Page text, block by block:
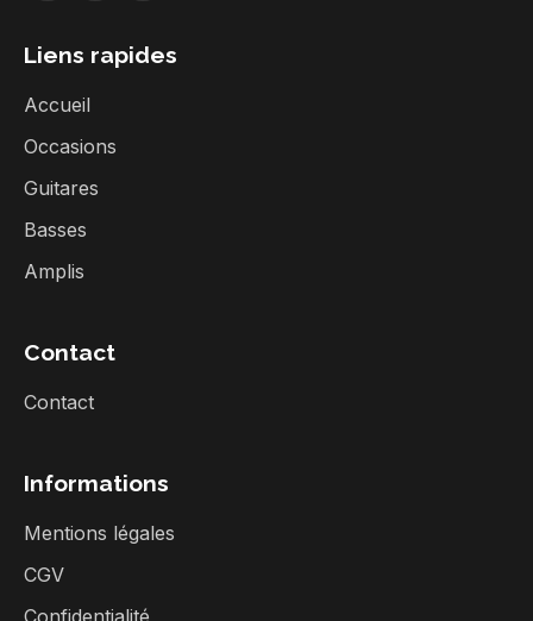
Liens rapides
Accueil
Occasions
Guitares
Basses
Amplis
Contact
Contact
Informations
Mentions légales
CGV
Confidentialité